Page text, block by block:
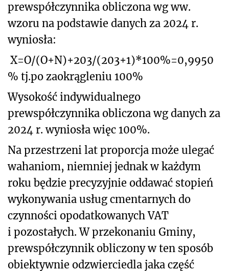
prewspółczynnika obliczona wg ww.
wzoru na podstawie danych za 2024 r.
wyniosła:
X=O/(O+N)+203/(203+1)*100%=0,9950
% tj.po zaokrągleniu 100%
Wysokość indywidualnego
prewspółczynnika obliczona wg danych za
2024 r. wyniosła więc 100%.
Na przestrzeni lat proporcja może ulegać
wahaniom, niemniej jednak w każdym
roku będzie precyzyjnie oddawać stopień
wykonywania usług cmentarnych do
czynności opodatkowanych VAT
i pozostałych. W przekonaniu Gminy,
prewspółczynnik obliczony w ten sposób
obiektywnie odzwierciedla jaka część